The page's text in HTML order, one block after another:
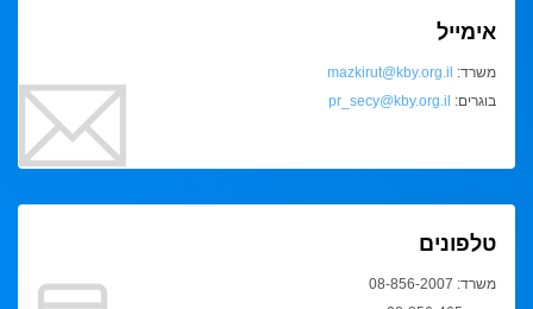
אימייל
משרד: mazkirut@kby.org.il
בוגרים: pr_secy@kby.org.il
טלפונים
משרד: 08-856-2007